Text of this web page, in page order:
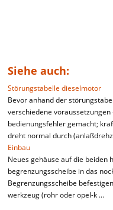
Siehe auch:
Störungstabelle dieselmotor
Bevor anhand der
verschiedene
bedienungsfehler gemacht;
dreht normal durch
Einbau
Neues gehäuse auf die beiden
begrenzungsscheibe in das
Begrenzungsscheibe
werkzeug (rohr oder opel-k ...